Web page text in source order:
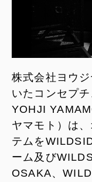
株式会社ヨウ
いたコンセプ
YOHJI
ヤマモト）は
テムを
ーム及び
OSAKA、